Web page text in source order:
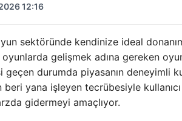
12:16
sektöründe kendinize ideal
gelişmek adına gereken
geçen durumda piyasanın deneyimli
beri yana işleyen tecrübesiyle
gidermeyi amaçlıyor.